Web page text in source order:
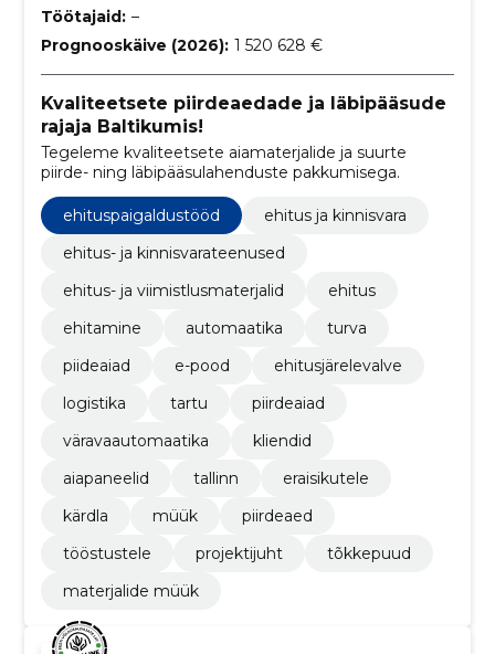
Töötajaid: –
Prognooskäive (2026): 1 520 628 €
Kvaliteetsete piirdeaedade ja läbipääsude
rajaja Baltikumis!
Tegeleme kvaliteetsete aiamaterjalide ja suurte
piirde- ning läbipääsulahenduste pakkumisega.
ehituspaigaldustööd
ehitus ja kinnisvara
ehitus- ja kinnisvarateenused
ehitus- ja viimistlusmaterjalid
ehitus
ehitamine
automaatika
turva
piideaiad
e-pood
ehitusjärelevalve
logistika
tartu
piirdeaiad
väravaautomaatika
kliendid
aiapaneelid
tallinn
eraisikutele
kärdla
müük
piirdeaed
tööstustele
projektijuht
tõkkepuud
materjalide müük